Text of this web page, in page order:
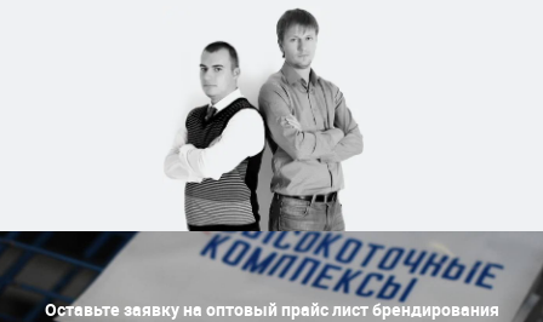
Оставьте заявку на оптовый прайс лист брендирования